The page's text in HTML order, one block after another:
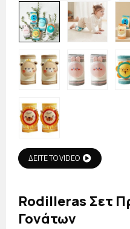
ΔΕΙΤΕ ΤΟ VIDEO
Rodilleras Σετ
Γονάτων